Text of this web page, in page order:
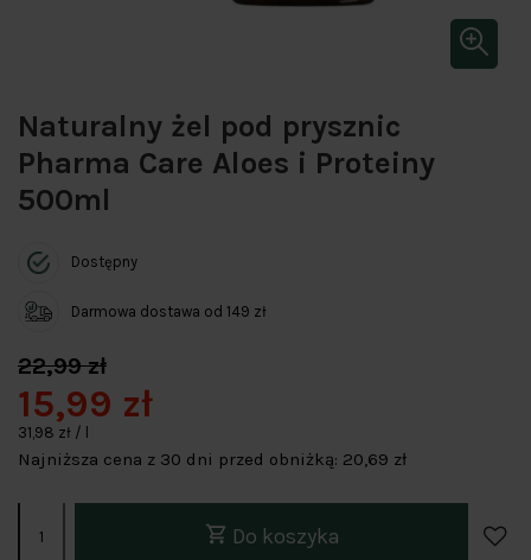
Naturalny żel pod prysznic
Pharma Care Aloes i Proteiny
500ml
Dostępny
Darmowa dostawa od 149 zł
22,99 zł
15,99 zł
31,98 zł / l
Najniższa cena z 30 dni przed obniżką: 20,69 zł
Do koszyka